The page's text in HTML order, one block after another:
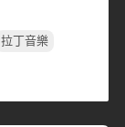
拉丁音樂